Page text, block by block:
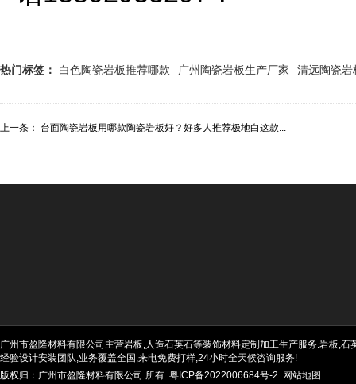
热门标签： 白色陶瓷岩板推荐哪款 广州陶瓷岩板生产厂家 清远陶瓷岩
上一条： 台面陶瓷岩板用哪款陶瓷岩板好？好多人推荐极地白这款...
广州市盈隆材料有限公司主营岩板,人造石英石等装饰材料定制加工生产服务.岩板,
经验设计安装团队,业务覆盖全国,来电免费打样,24小时全天候咨询服务!
版权归：广州市盈隆材料有限公司 所有 粤ICP备2022006684号-2 网站地图